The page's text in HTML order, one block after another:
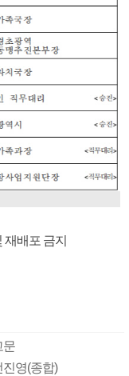
재배포 금지
문
영(종합)